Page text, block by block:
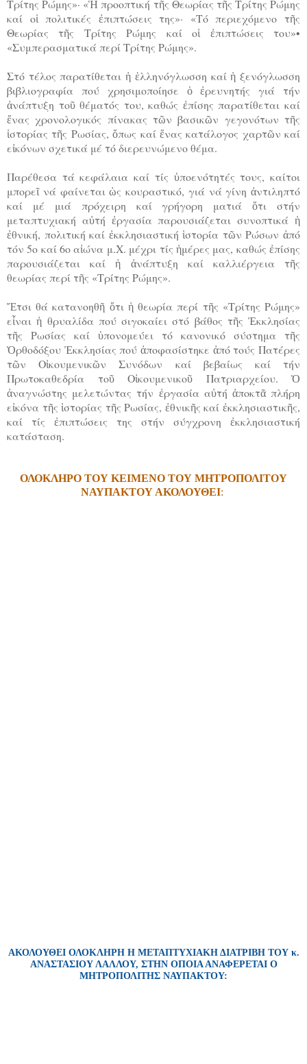
Τρίτης Ρώμης»· «Ἡ προοπτική τῆς Θεωρίας τῆς Τρίτης Ρώμης
καί οἱ πολιτικές ἐπιπτώσεις της»· «Τό περιεχόμενο τῆς
Θεωρίας τῆς Τρίτης Ρώμης καί οἱ ἐπιπτώσεις του»•
«Συμπερασματικά περί Τρίτης Ρώμης».
Στό τέλος παρατίθεται ἡ ἑλληνόγλωσση καί ἡ ξενόγλωσση
βιβλιογραφία πού χρησιμοποίησε ὁ ἐρευνητής γιά τήν
ἀνάπτυξη τοῦ θέματός του, καθώς ἐπίσης παρατίθεται καί
ἕνας χρονολογικός πίνακας τῶν βασικῶν γεγονότων τῆς
ἱστορίας τῆς Ρωσίας, ὅπως καί ἕνας κατάλογος χαρτῶν καί
εἰκόνων σχετικά μέ τό διερευνώμενο θέμα.
Παρέθεσα τά κεφάλαια καί τίς ὑποενότητές τους, καίτοι
μπορεῖ νά φαίνεται ὡς κουραστικό, γιά νά γίνη ἀντιληπτό
καί μέ μιά πρόχειρη καί γρήγορη ματιά ὅτι στήν
μεταπτυχιακή αὐτή ἐργασία παρουσιάζεται συνοπτικά ἡ
ἐθνική, πολιτική καί ἐκκλησιαστική ἱστορία τῶν Ρώσων ἀπό
τόν 5ο καί 6ο αἰώνα μ.Χ. μέχρι τίς ἡμέρες μας, καθώς ἐπίσης
παρουσιάζεται καί ἡ ἀνάπτυξη καί καλλιέργεια τῆς
θεωρίας περί τῆς «Τρίτης Ρώμης».
Ἔτσι θά κατανοηθῆ ὅτι ἡ θεωρία περί τῆς «Τρίτης Ρώμης»
εἶναι ἡ θρυαλίδα πού σιγοκαίει στό βάθος τῆς Ἐκκλησίας
τῆς Ρωσίας καί ὑπονομεύει τό κανονικό σύστημα τῆς
Ὀρθοδόξου Ἐκκλησίας πού ἀποφασίστηκε ἀπό τούς Πατέρες
τῶν Οἰκουμενικῶν Συνόδων καί βεβαίως καί τήν
Πρωτοκαθεδρία τοῦ Οἰκουμενικοῦ Πατριαρχείου. Ὁ
ἀναγνώστης μελετώντας τήν ἐργασία αὐτή ἀποκτᾶ πλήρη
εἰκόνα τῆς ἱστορίας τῆς Ρωσίας, ἐθνικῆς καί ἐκκλησιαστικῆς,
καί τίς ἐπιπτώσεις της στήν σύγχρονη ἐκκλησιαστική
κατάσταση.
ΟΛΟΚΛΗΡΟ ΤΟΥ ΚΕΙΜΕΝΟ ΤΟΥ ΜΗΤΡΟΠΟΛΙΤΟΥ
ΝΑΥΠΑΚΤΟΥ ΑΚΟΛΟΥΘΕΙ:
ΑΚΟΛΟΥΘΕΙ ΟΛΟΚΛΗΡΗ Η ΜΕΤΑΠΤΥΧΙΑΚΗ ΔΙΑΤΡΙΒΗ ΤΟΥ κ.
ΑΝΑΣΤΑΣΙΟΥ ΛΑΛΛΟΥ, ΣΤΗΝ ΟΠΟΙΑ ΑΝΑΦΕΡΕΤΑΙ Ο
ΜΗΤΡΟΠΟΛΙΤΗΣ ΝΑΥΠΑΚΤΟΥ: